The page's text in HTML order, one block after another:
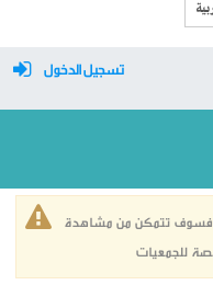
تسجيل الدخول
فسوف تتمكن من مشاهدة
للجمعيات